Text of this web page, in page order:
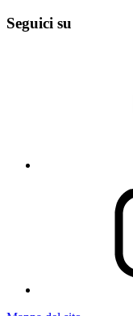
Seguici su